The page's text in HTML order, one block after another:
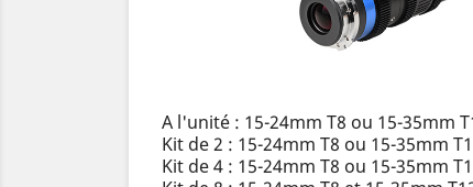
A l'unité : 15-24mm T8 ou 15-35mm
Kit de 2 : 15-24mm T8 ou 15-35mm
Kit de 4 : 15-24mm T8 ou 15-35mm